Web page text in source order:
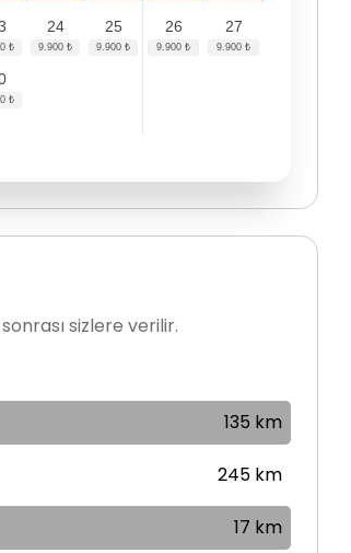
24 25 26 27
sizlere verilir.
135 km
245 km
17 km